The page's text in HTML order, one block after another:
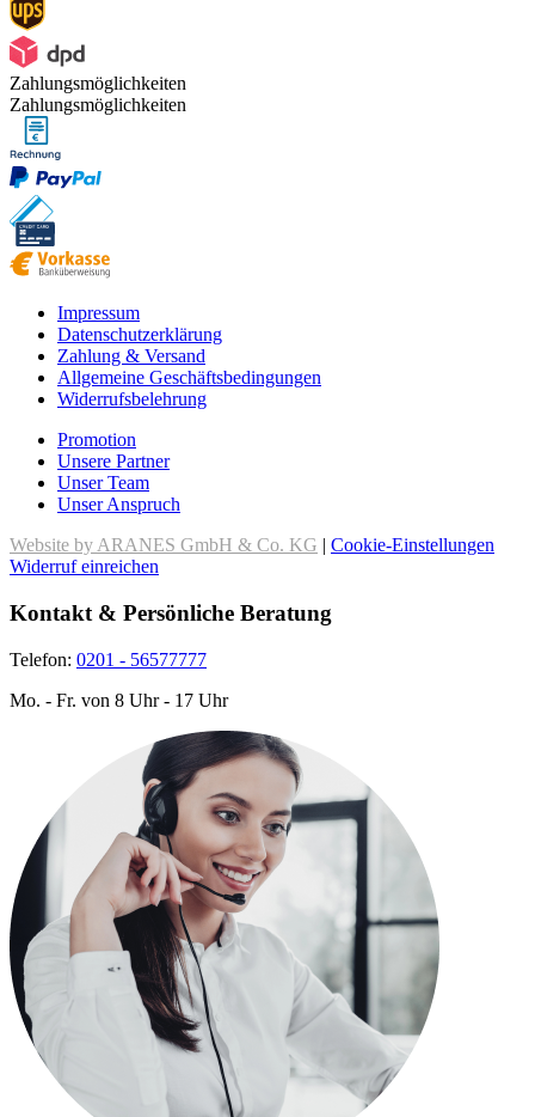
Zahlungsmöglichkeiten
Zahlungsmöglichkeiten
Impressum
Datenschutzerklärung
Zahlung & Versand
Allgemeine Geschäftsbedingungen
Widerrufsbelehrung
Promotion
Unsere Partner
Unser Team
Unser Anspruch
Website by ARANES GmbH & Co. KG | Cookie-Einstellungen
Widerruf einreichen
Kontakt & Persönliche Beratung
Telefon: 0201 - 56577777
Mo. - Fr. von 8 Uhr - 17 Uhr